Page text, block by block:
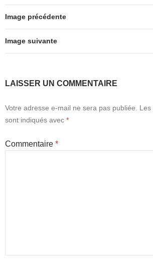
k
e
b
o
o
o
d
o
n
g
er
Image précédente
Image suivante
LAISSER UN COMMENTAIRE
Votre adresse e-mail ne sera pas publiée.
Les
sont indiqués avec *
Commentaire *